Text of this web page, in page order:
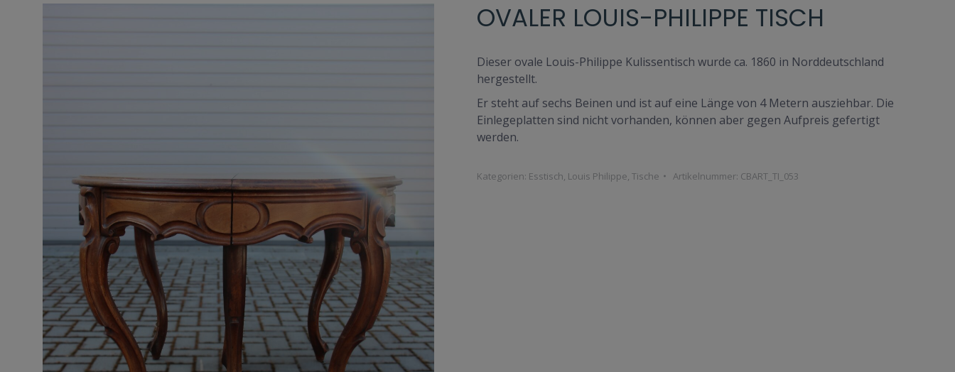
OVALER LOUIS-PHILIPPE TISCH
Dieser ovale Louis-Philippe Kulissentisch wurde ca. 1860 in Norddeutschland
hergestellt.
Er steht auf sechs Beinen und ist auf eine Länge von 4 Metern ausziehbar. Die
Einlegeplatten sind nicht vorhanden, können aber gegen Aufpreis gefertigt
werden.
Kategorien: Esstisch, Louis Philippe, Tische Artikelnummer: CBART_TI_053